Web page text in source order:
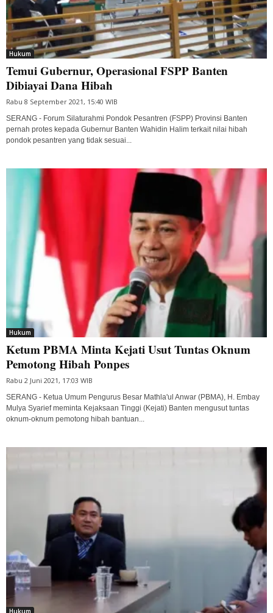
Hukum
Temui Gubernur, Operasional FSPP Banten
Dibiayai Dana Hibah
Rabu 8 September 2021, 15:40 WIB
SERANG - Forum Silaturahmi Pondok Pesantren (FSPP) Provinsi Banten
pernah protes kepada Gubernur Banten Wahidin Halim terkait nilai hibah
pondok pesantren yang tidak sesuai...
Hukum
Ketum PBMA Minta Kejati Usut Tuntas Oknum
Pemotong Hibah Ponpes
Rabu 2 Juni 2021, 17:03 WIB
SERANG - Ketua Umum Pengurus Besar Mathla'ul Anwar (PBMA), H. Embay
Mulya Syarief meminta Kejaksaan Tinggi (Kejati) Banten mengusut tuntas
oknum-oknum pemotong hibah bantuan...
Hukum